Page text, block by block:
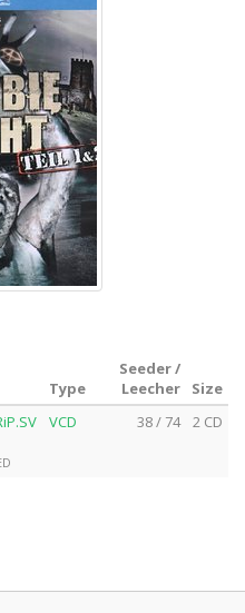
Type
Seeder /
Leecher
Size
VCD 38 / 74 2 CD